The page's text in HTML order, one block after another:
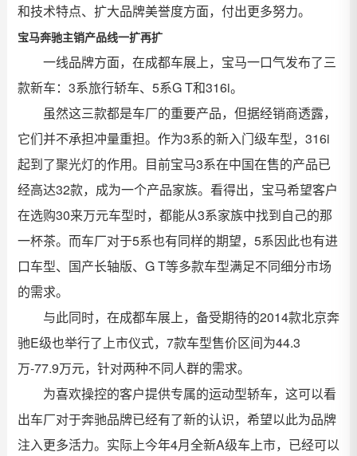
和技术特点、扩大品牌美誉度方面，付出更多努力。
宝马奔驰主销产品线一扩再扩
一线品牌方面，在成都车展上，宝马一口气发布了三
款新车：3系旅行轿车、5系G T和316i。
虽然这三款都是车厂的重要产品，但据经销商透露，
它们并不承担冲量重担。作为3系的新入门级车型，316i
起到了聚光灯的作用。目前宝马3系在中国在售的产品已
经高达32款，成为一个产品家族。看得出，宝马希望客户
在选购30来万元车型时，都能从3系家族中找到自己的那
一杯茶。而车厂对于5系也有同样的期望，5系因此也有进
口车型、国产长轴版、G T等多款车型满足不同细分市场
的需求。
与此同时，在成都车展上，备受期待的2014款北京奔
驰E级也举行了上市仪式，7款车型售价区间为44.3
万-77.9万元，针对两种不同人群的需求。
为喜欢操控的客户提供专属的运动型轿车，这可以看
出车厂对于奔驰品牌已经有了新的认识，希望以此为品牌
注入更多活力。实际上今年4月全新A级车上市，已经可以